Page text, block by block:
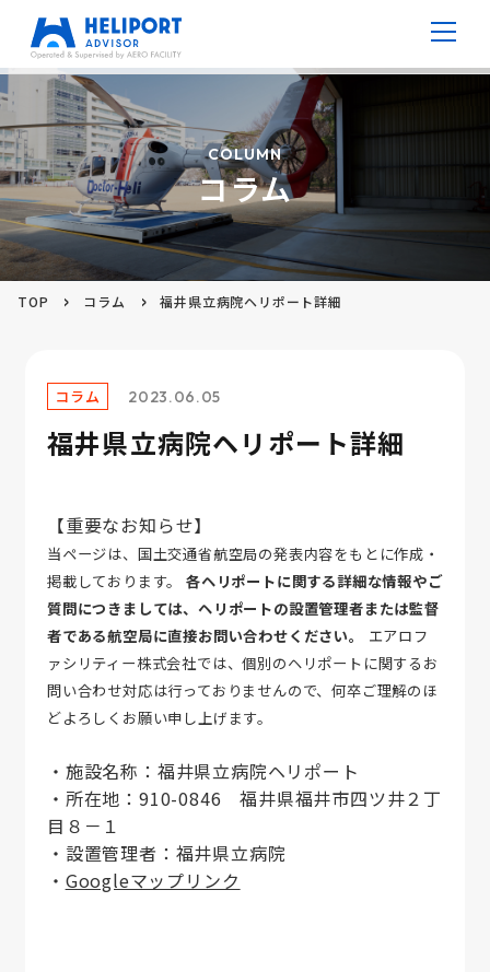
病院ヘリポート
防災ヘリポート
高層ビルヘリポート
V ポート
コラム
お問い合わせ
COLUMN
コラム
TOP コラム 福井県立病院ヘリポート詳細
コラム 2023.06.05
福井県立病院ヘリポート詳細
【重要なお知らせ】
当ページは、国土交通省航空局の発表内容をもとに作成・
掲載しております。
各ヘリポートに関する詳細な情報やご
質問につきましては、ヘリポートの設置管理者または監督
者である航空局に直接お問い合わせください。
エアロフ
ァシリティー株式会社では、個別のヘリポートに関するお
問い合わせ対応は行っておりませんので、何卒ご理解のほ
どよろしくお願い申し上げます。
・施設名称：福井県立病院ヘリポート
・所在地：910-0846 福井県福井市四ツ井２丁
目８－１
・設置管理者：福井県立病院
・ Googleマップリンク